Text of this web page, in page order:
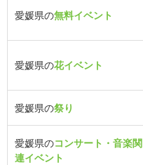
愛媛県の無料イベント
愛媛県の花イベント
愛媛県の祭り
愛媛県のコンサート・音楽関
連イベント